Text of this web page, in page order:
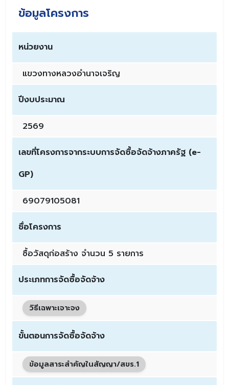
ข้อมูลโครงการ
หน่วยงาน
แขวงทางหลวงอำนาจเจริญ
ปีงบประมาณ
2569
เลขที่โครงการจากระบบการจัดซื้อจัดจ้างภาครัฐ (e-
GP)
69079105081
ชื่อโครงการ
ซื้อวัสดุก่อสร้าง จำนวน 5 รายการ
ประเภทการจัดซื้อจัดจ้าง
วิธีเฉพาะเจาะจง
ขั้นตอนการจัดซื้อจัดจ้าง
ข้อมูลสาระสำคัญในสัญญา/สขร.1